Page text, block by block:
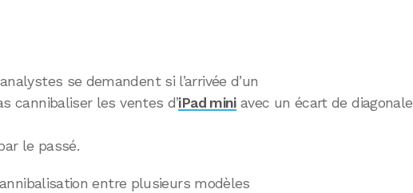
se demandent si l’arrivée d’un
cannibaliser les ventes d’iPad miniavec un écart de diagonale
le passé.
entre plusieurs modèles